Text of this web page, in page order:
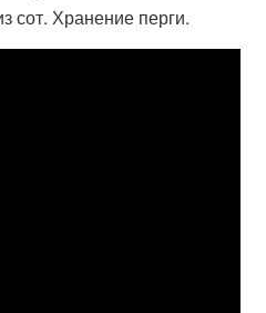
сот. Хранение перги.